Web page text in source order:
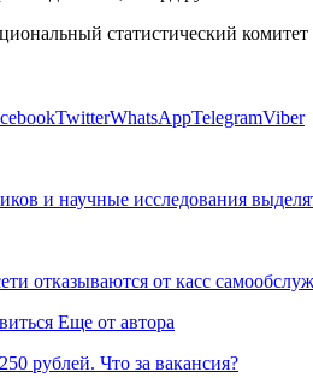
статистический комитет
TwitterWhatsAppTelegramViber
и научные исследования
отказываются от касс
Еще от автора
рублей. Что за вакансия?